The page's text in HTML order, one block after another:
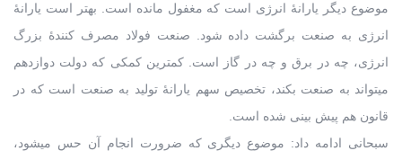
موضوع دیگر یارانۀ انرژی است که مغفول مانده است. بهتر است یارانۀ
انرژی به صنعت برگشت داده شود. صنعت فولاد مصرف کنندۀ بزرگ
انرژی، چه در برق و چه در گاز است. کمترین کمکی که دولت دوازدهم
میتواند به صنعت بکند، تخصیص سهم یارانۀ تولید به صنعت است که در
قانون هم پیش بینی شده است.
سبحانی ادامه داد: موضوع دیگری که ضرورت انجام آن حس میشود،